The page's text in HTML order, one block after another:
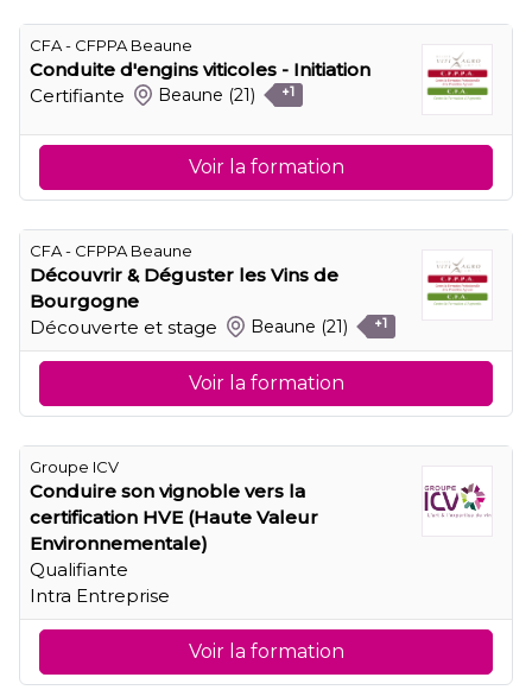
CFA - CFPPA Beaune
Conduite d'engins viticoles - Initiation
Certifiante
Beaune (21) +1
Voir la formation
CFA - CFPPA Beaune
Découvrir & Déguster les Vins de
Bourgogne
Découverte et stage
Beaune (21) +1
Voir la formation
Groupe ICV
Conduire son vignoble vers la
certification HVE (Haute Valeur
Environnementale)
Qualifiante
Intra Entreprise
Voir la formation